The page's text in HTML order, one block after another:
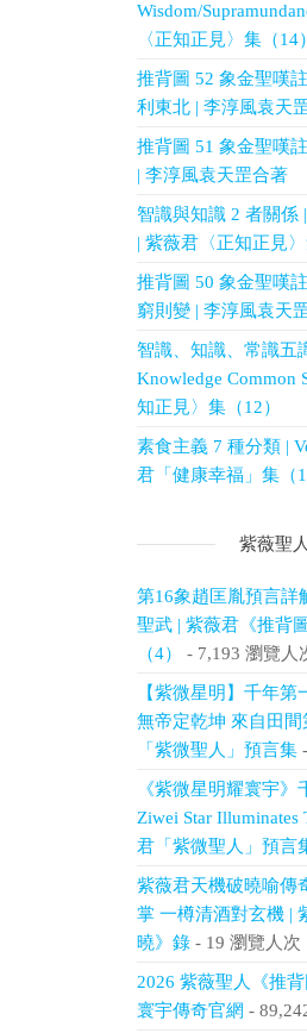
Wisdom/
〈正知正見〉集（14）
推背圖 52 象金聖嘆
利東北 | 李淳風袁天
推背圖 51 象金聖嘆
| 李淳風袁天罡合著
智識與知識 2 者關係
| 紫薇君〈正知正見〉
推背圖 50 象金聖嘆
窮則變 | 李淳風袁天
智識、知識、常識五
Knowledge Common
知正見〉集（12）
素食主義 7 種分類 |
君「健康幸福」集（1
紫薇聖
第16象趙匡胤預言詳
聖武 | 紫薇君《推背
（4）
- 7,193 瀏覽人
【紫微星明】千年第
無帝定乾坤 來自田間
「紫微聖人」預言集-
《紫微星明耀寰宇》
Ziwei Star Illuminates
君「紫微聖人」預言
紫薇君天機破曉喻傳
掌 一樽清酒對玄機 |
曉》錄- 19 瀏覽人次
2026 紫薇聖人《推
寰宇傳奇官網 -